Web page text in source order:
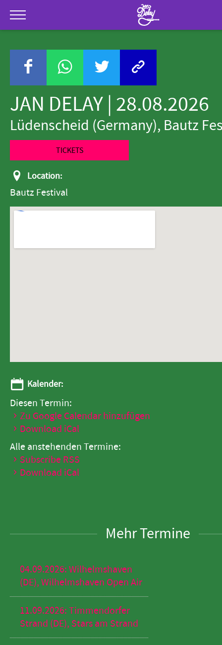
Menu
Jan
JAN DELAY | 28.08.2026
Lüdenscheid (Germany), Bautz
TICKETS
Location:
Bautz Festival
Kalender:
Diesen Termin:
Zu Google Calendar hinzufügen
Download iCal
Alle anstehenden Termine:
Subscribe RSS
Download iCal
Mehr Termine
04.09.2026: Wilhelmshaven
(DE), Wilhelmshaven Open Air
11.09.2026: Timmendorfer
Strand (DE), Stars am Strand